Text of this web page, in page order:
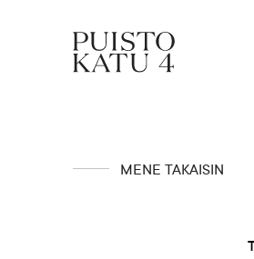
MENE TAKAISIN